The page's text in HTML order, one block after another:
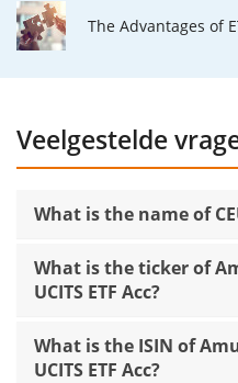
The Advantages of
Veelgestelde
What is the name of
What is the ticker of
UCITS ETF Acc?
What is the ISIN of
UCITS ETF Acc?